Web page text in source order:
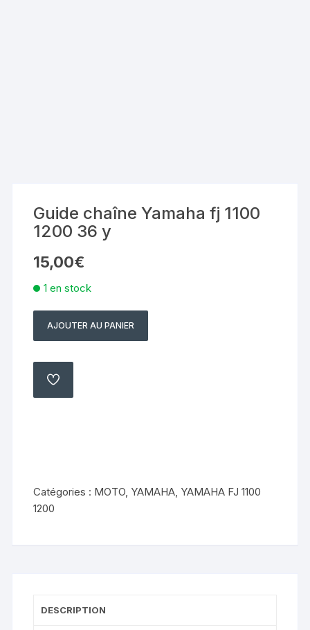
Guide chaîne Yamaha fj 1100
1200 36 y
15,00€
1 en stock
quantité
Guide
chaîne
Yamaha
AJOUTER AU PANIER
AJOUTER
Catégories : MOTO YAMAHA YAMAHA FJ 1100
1200
DESCRIPTION